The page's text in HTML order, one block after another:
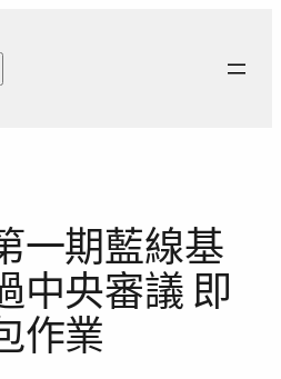
一期藍線基
中央審議 即
作業